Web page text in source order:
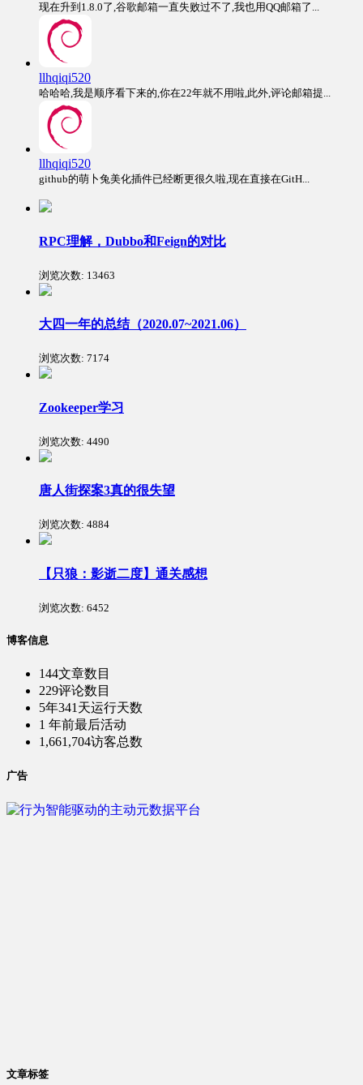
现在升到1.8.0了,谷歌邮箱一直失败过不了,我也用QQ邮箱了...
llhqiqi520
哈哈哈,我是顺序看下来的,你在22年就不用啦,此外,评论邮箱提...
llhqiqi520
github的萌卜兔美化插件已经断更很久啦,现在直接在GitH...
RPC理解，Dubbo和Feign的对比
浏览次数: 13463
大四一年的总结（2020.07~2021.06）
浏览次数: 7174
Zookeeper学习
浏览次数: 4490
唐人街探案3真的很失望
浏览次数: 4884
【只狼：影逝二度】通关感想
浏览次数: 6452
博客信息
144文章数目
229评论数目
5年341天运行天数
1 年前最后活动
1,661,704访客总数
广告
文章标签